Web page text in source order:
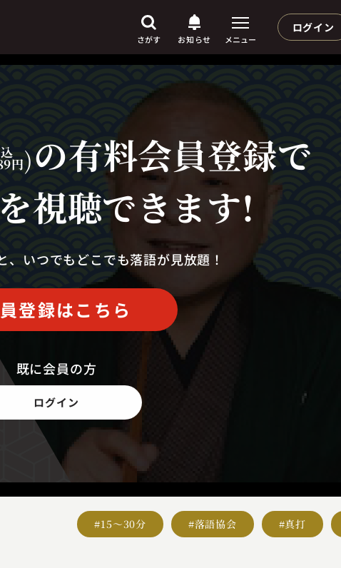
さがす
す
お知らせ メニュー
ログイン
円)の有料会員登録で
視聴できます!
、いつでもどこでも落語が見放題！
登録はこちら
既に会員の方
ログイン
#15～30分 #落語協会 #真打